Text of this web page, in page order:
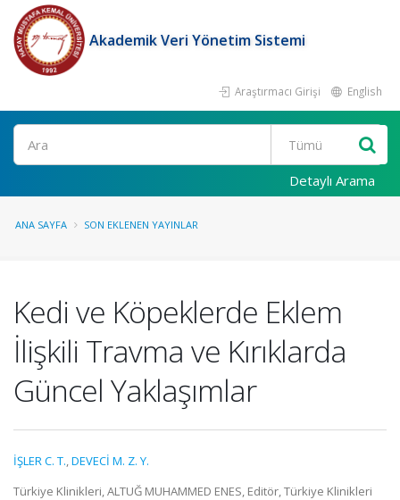
Akademik Veri Yönetim Sistemi
Araştırmacı Girişi English
Ara
Detaylı Arama
ANA SAYFA SON EKLENEN YAYINLAR
Kedi ve Köpeklerde Eklem
İlişkili Travma ve Kırıklarda
Güncel Yaklaşımlar
İŞLER C. T.,DEVECİ M. Z. Y.
Türkiye Klinikleri, ALTUĞ MUHAMMED ENES, Editör, Türkiye Klinikleri